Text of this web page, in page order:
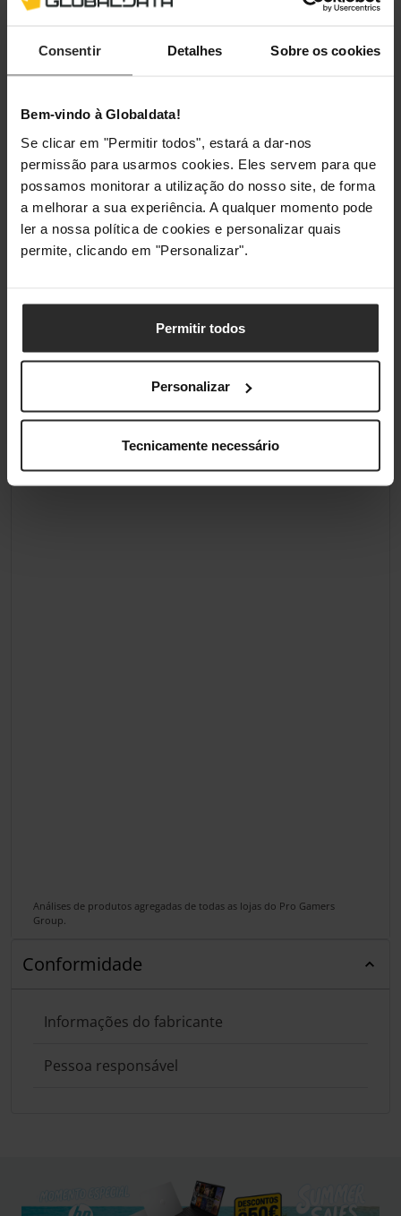
Consentir Detalhes Sobre os cookies
Bem-vindo à Globaldata!
Se clicar em "Permitir todos", estará a dar-nos
permissão para usarmos cookies. Eles servem para que
possamos monitorar a utilização do nosso site, de forma
a melhorar a sua experiência. A qualquer momento pode
ler a nossa política de cookies e personalizar quais
permite, clicando em "Personalizar".
Permitir todos
Personalizar
Tecnicamente necessário
Peso
Embalagem
Quantidade por conjunto
Tipo de embalagem Caixa de pendurar
Classificações
Análises de produtos agregadas de todas as lojas do Pro Gamers
Group.
Conformidade
Informações do fabricante
Pessoa responsável